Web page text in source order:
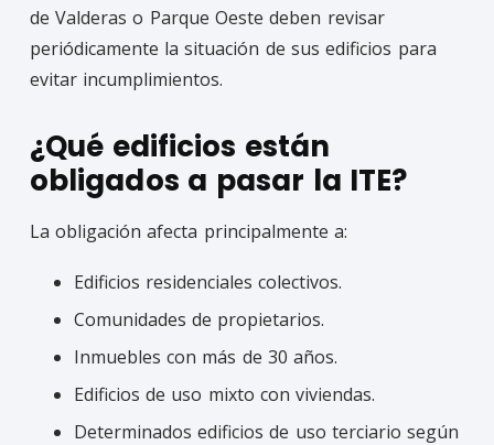
de Valderas o Parque Oeste deben revisar
periódicamente la situación de sus edificios para
evitar incumplimientos.
¿Qué edificios están
obligados a pasar la ITE?
La obligación afecta principalmente a:
Edificios residenciales colectivos.
Comunidades de propietarios.
Inmuebles con más de 30 años.
Edificios de uso mixto con viviendas.
Determinados edificios de uso terciario según